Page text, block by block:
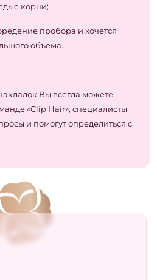
корни;
пробора и хочется
объема.
Вы всегда можете
«Clip Hair», специалисты
и помогут определиться с